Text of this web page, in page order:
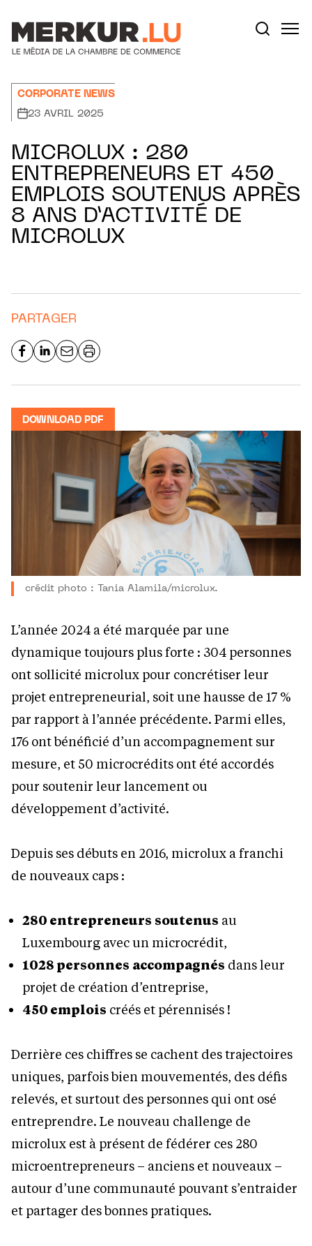
CORPORATE NEWS
23 AVRIL 2025
MICROLUX : 280
ENTREPRENEURS ET 450
EMPLOIS SOUTENUS APRÈS
8 ANS D’ACTIVITÉ DE
MICROLUX
PARTAGER
DOWNLOAD PDF
crédit photo : Tania Alamila/microlux.
L’année 2024 a été marquée par une
dynamique toujours plus forte : 304 personnes
ont sollicité microlux pour concrétiser leur
projet entrepreneurial, soit une hausse de 17 %
par rapport à l’année précédente. Parmi elles,
176 ont bénéficié d’un accompagnement sur
mesure, et 50 microcrédits ont été accordés
pour soutenir leur lancement ou
développement d’activité.
Depuis ses débuts en 2016, microlux a franchi
de nouveaux caps :
280 entrepreneurs soutenus au
Luxembourg avec un microcrédit,
1028 personnes accompagnés dans leur
projet de création d’entreprise,
450 emplois créés et pérennisés !
Derrière ces chiffres se cachent des trajectoires
uniques, parfois bien mouvementés, des défis
relevés, et surtout des personnes qui ont osé
entreprendre. Le nouveau challenge de
microlux est à présent de fédérer ces 280
microentrepreneurs – anciens et nouveaux –
autour d’une communauté pouvant s’entraider
et partager des bonnes pratiques.